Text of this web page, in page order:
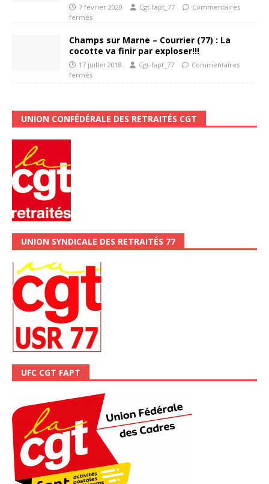
7 février 2020 Cgt-fapt_77
Commentaires
fermés
Champs sur Marne – Courrier (77) : La
cocotte va finir par exploser!!!
17 juillet 2018 Cgt-fapt_77
Commentaires
fermés
UNION CONFÉDÉRALE DES RETRAITÉS CGT
UNION SYNDICALE DES RETRAITÉS 77
UFC CGT FAPT